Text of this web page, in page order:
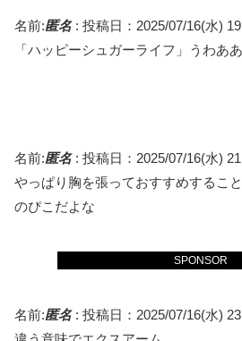
SPONSOR
名前:匿名: 投稿日：2025/07/16(水)
「ハッピーシュガーライフ」うわあ
名前:匿名: 投稿日：2025/07/16(水)
やっぱり胸を張っておすすめするこ
のぴこだよな
名前:匿名: 投稿日：2025/07/16(水)